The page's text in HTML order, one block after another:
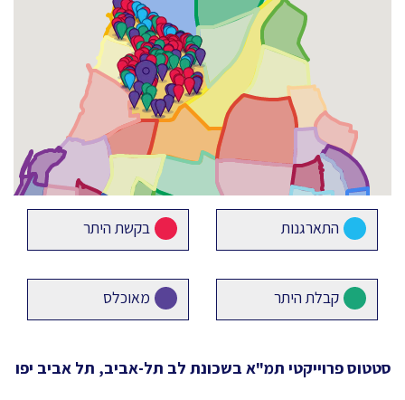
התארגנות בקשת היתר
קבלת היתר מאוכלס
סטטוס פרוייקטי תמ"א בשכונת לב תל-אביב, תל אביב יפו